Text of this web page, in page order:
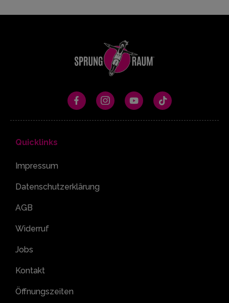
Quicklinks
Impressum
Datenschutzerklärung
AGB
Widerruf
Jobs
Kontakt
Öffnungszeiten